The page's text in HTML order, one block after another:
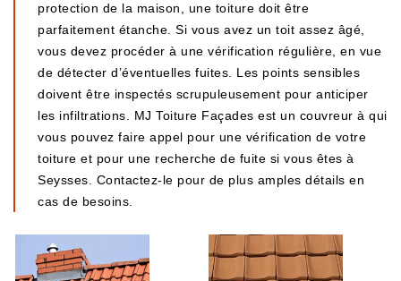
protection de la maison, une toiture doit être
parfaitement étanche. Si vous avez un toit assez âgé,
vous devez procéder à une vérification régulière, en vue
de détecter d’éventuelles fuites. Les points sensibles
doivent être inspectés scrupuleusement pour anticiper
les infiltrations. MJ Toiture Façades est un couvreur à qui
vous pouvez faire appel pour une vérification de votre
toiture et pour une recherche de fuite si vous êtes à
Seysses. Contactez-le pour de plus amples détails en
cas de besoins.